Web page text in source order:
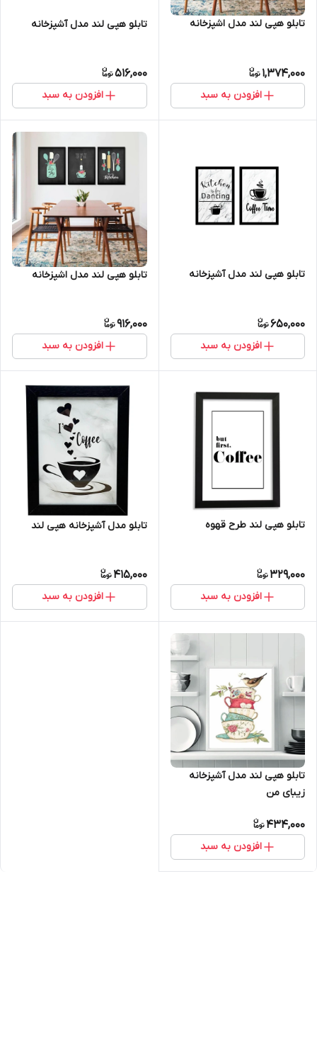
تابلو هپی لند مدل اشپزخانه
1,374,000
افزودن به سبد
تابلو هپی لند مدل آشپزخانه
516,000
افزودن به سبد
تابلو هپی لند مدل آشپزخانه
650,000
افزودن به سبد
تابلو هپی لند مدل اشپزخانه
916,000
افزودن به سبد
تابلو هپی لند طرح قهوه
329,000
افزودن به سبد
تابلو مدل آشپزخانه هپی لند
415,000
افزودن به سبد
تابلو هپی لند مدل آشپزخانه
زیبای من
434,000
افزودن به سبد